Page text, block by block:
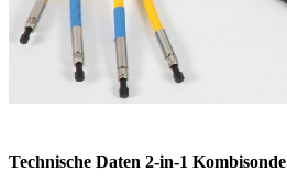
Technische Daten 2-in-1 Kombisonde